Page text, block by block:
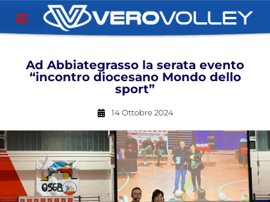
Ad Abbiategrasso la serata evento
“incontro diocesano Mondo dello
sport”
14 Ottobre 2024